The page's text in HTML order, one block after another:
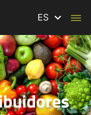
ES